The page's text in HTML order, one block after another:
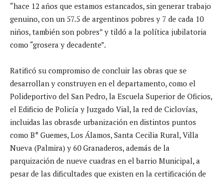
“hace 12 años que estamos estancados, sin generar trabajo
genuino, con un 57.5 de argentinos pobres y 7 de cada 10
niños, también son pobres” y tildó a la política jubilatoria
como “grosera y decadente”.
Ratificó su compromiso de concluir las obras que se
desarrollan y construyen en el departamento, como el
Polideportivo del San Pedro, la Escuela Superior de Oficios,
el Edificio de Policía y Juzgado Vial, la red de Ciclovías,
incluidas las obrasde urbanización en distintos puntos
como B° Guemes, Los Álamos, Santa Cecilia Rural, Villa
Nueva (Palmira) y 60 Granaderos, además de la
parquización de nueve cuadras en el barrio Municipal, a
pesar de las dificultades que existen en la certificación de